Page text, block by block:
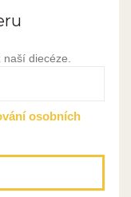
diecéze.
osobních